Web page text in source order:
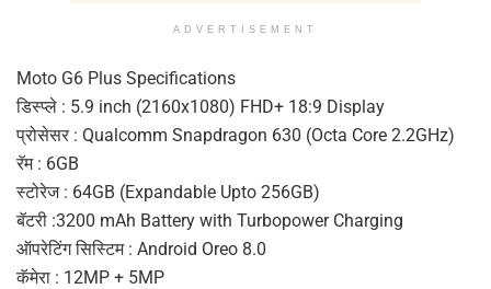
ADVERTISEMENT
Moto G6 Plus Specifications
डिस्प्ले : 5.9 inch (2160х1080) FHD+ 18:9 Display
प्रोसेसर : Qualcomm Snapdragon 630 (Octa Core 2.2GHz)
रॅम : 6GB
स्टोरेज : 64GB (Expandable Upto 256GB)
बॅटरी :3200 mAh Battery with Turbopower Charging
ऑपरेटिंग सिस्टिम : Android Oreo 8.0
कॅमेरा : 12MP + 5MP